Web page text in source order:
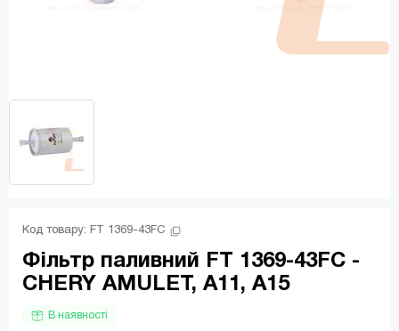
Код товару: FT 1369-43FC
Фільтр паливний FT 1369-43FC -
CHERY AMULET, A11, A15
В наявності